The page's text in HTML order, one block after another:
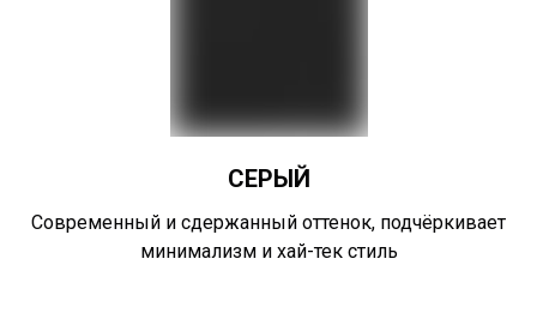
СЕРЫЙ
Современный и сдержанный оттенок, подчёркивает
минимализм и хай-тек стиль